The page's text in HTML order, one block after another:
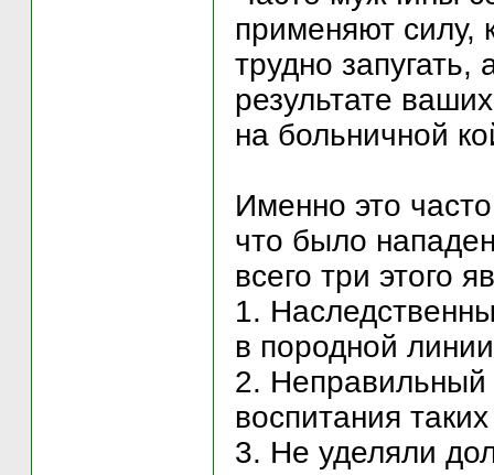
применяют силу,
трудно
результате
на больничной
Именно это
что было
всего три этого
1.
в породной
2.
воспитания
3. Не уделяли